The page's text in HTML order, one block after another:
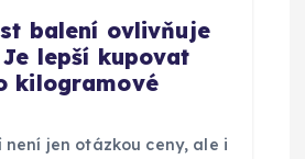
balení ovlivňuje
lepší kupovat
kilogramové
není jen otázkou ceny, ale i